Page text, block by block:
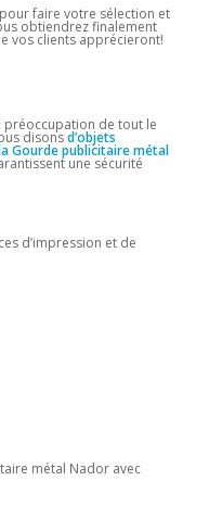
faire votre sélection et
obtiendrez finalement
vos clients apprécieront!
préoccupation de tout le
disonsd’objets
Gourde publicitaire métal
une sécurité
d’impression et de
métal Nador avec